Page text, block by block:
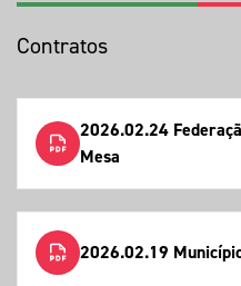
Contratos
2026.02.24
Mesa
2026.02.19